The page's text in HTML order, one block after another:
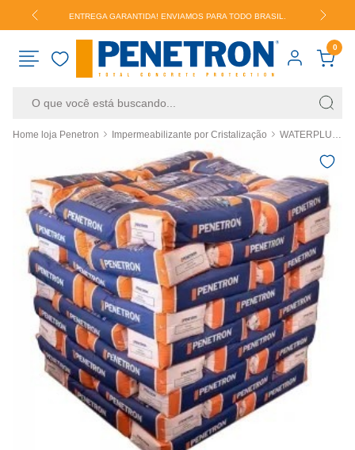
ENTREGA GARANTIDA! ENVIAMOS PARA TODO BRASIL.
0
RESULTADOS PARA SUA BUSCA
VER TUDO
Home loja Penetron Impermeabilizante por Cristalização WATERPLUG - PALLET 72 SACOS